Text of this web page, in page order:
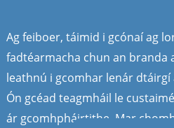
Ag feiboer, táimid i gcónaí ag
fadtéarmacha chun an branda
leathnú i gcomhar lenár dtáirgí
Ón gcéad teagmháil le
ár gcomhpháirtithe. Mar